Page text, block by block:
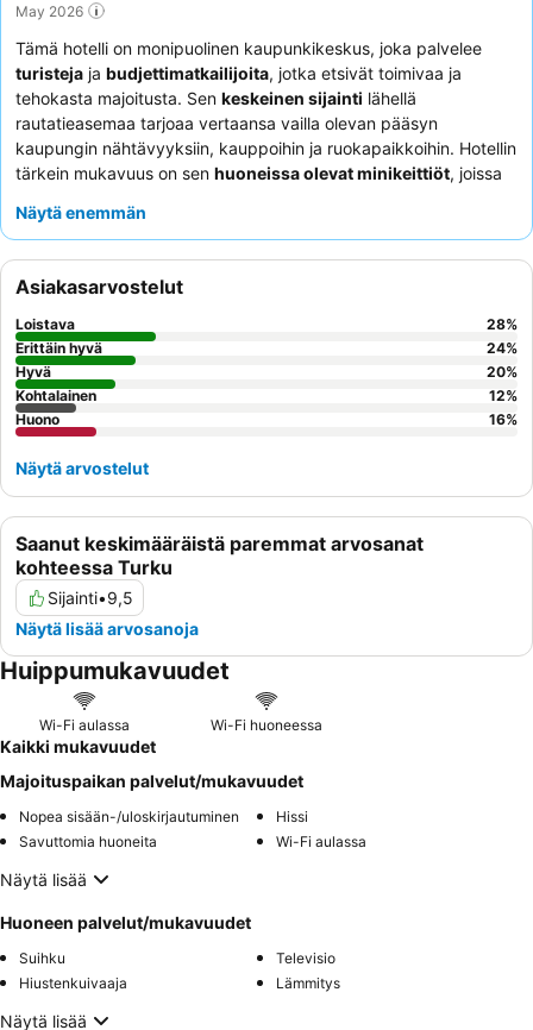
May 2026
Tämä hotelli on monipuolinen kaupunkikeskus, joka palvelee
turisteja ja budjettimatkailijoita, jotka etsivät toimivaa ja
tehokasta majoitusta. Sen keskeinen sijainti lähellä
rautatieasemaa tarjoaa vertaansa vailla olevan pääsyn
kaupungin nähtävyyksiin, kauppoihin ja ruokapaikkoihin. Hotellin
tärkein mukavuus on sen huoneissa olevat minikeittiöt, joissa
ihanteellisia itsepalvelua suosiville vieraille. Vaikka paikan päällä
reagointikykyä ja automaattisen sisäänkirjautumisjärjestelmän
tehokkuutta. Hiljaisempaa kokemusta varten vieraiden tulisi
harkita huonetta, joka ei ole pääkadun puolella.
Näytä enemmän
Saanut keskimääräistä paremmat arvosanat
kohteessa Turku
Sijainti•9,5
Näytä lisää arvosanoja
Asiakasarvostelut
Loistava 28%
Erittäin hyvä
24%
Hyvä
20%
Kohtalainen
12%
Huono
16%
Näytä arvostelut
Huippumukavuudet
Wi-Fi aulassa Wi-Fi huoneessa
Kaikki mukavuudet
Majoituspaikan palvelut/mukavuudet
Nopea sisään-/uloskirjautuminen
Hissi
Savuttomia huoneita
Wi-Fi aulassa
Näytä lisää
Huoneen palvelut/mukavuudet
Suihku
Televisio
Hiustenkuivaaja
Lämmitys
Näytä lisää